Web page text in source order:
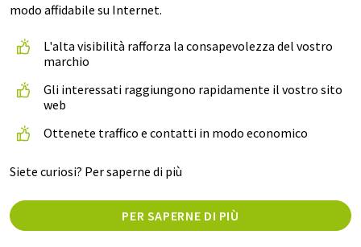
modo affidabile su Internet.
L'alta visibilità rafforza la consapevolezza del vostro
marchio
Gli interessati raggiungono rapidamente il vostro sito
web
Ottenete traffico e contatti in modo economico
Siete curiosi? Per saperne di più
PER SAPERNE DI PIÙ